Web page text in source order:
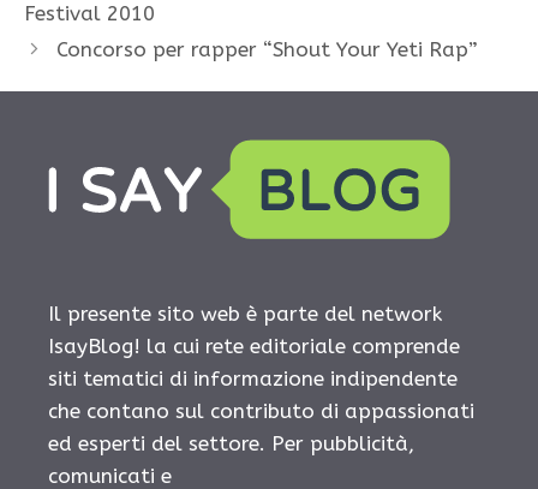
Festival 2010
Concorso per rapper “Shout Your Yeti Rap”
Il presente sito web è parte del network
IsayBlog! la cui rete editoriale comprende
siti tematici di informazione indipendente
che contano sul contributo di appassionati
ed esperti del settore. Per pubblicità,
comunicati e